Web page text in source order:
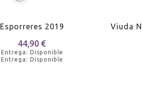
Esporreres 2019
44,90 €
Entrega: Disponible
Entrega: Disponible
Viuda